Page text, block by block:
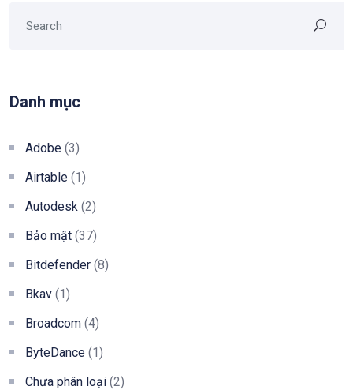
Danh mục
Adobe (3)
Airtable (1)
Autodesk (2)
Bảo mật (37)
Bitdefender (8)
Bkav (1)
Broadcom (4)
ByteDance (1)
Chưa phân loại (2)